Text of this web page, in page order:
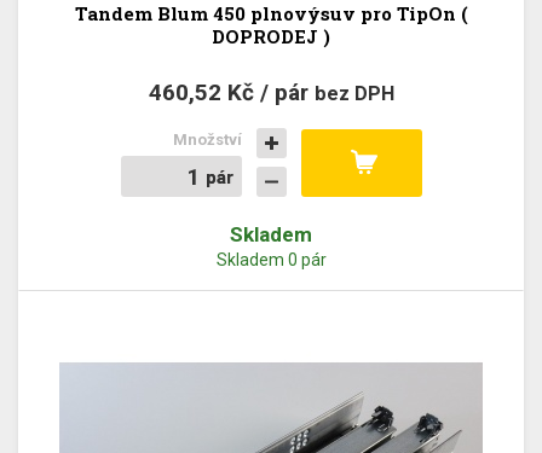
Tandem Blum 450 plnovýsuv pro TipOn (
DOPRODEJ )
460,52 Kč / pár bez DPH
pár
pár
Množství
Skladem
Skladem 0 pár